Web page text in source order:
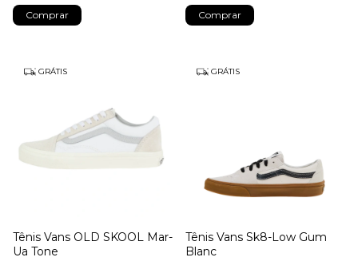
Comprar Comprar
GRÁTIS
Tênis Vans OLD SKOOL Mar-
Ua Tone
GRÁTIS
Tênis Vans Sk8-Low Gum
Blanc